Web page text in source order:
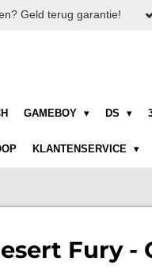
Geld terug garantie!
GAMEBOY DS
KLANTENSERVICE
Fury -